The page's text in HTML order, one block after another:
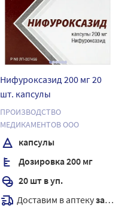
Нифуроксазид 200 мг 20
шт. капсулы
ПРОИЗВОДСТВО
МЕДИКАМЕНТОВ ООО
капсулы
Дозировка 200 мг
20 шт в уп.
Доставим в аптекузавтра